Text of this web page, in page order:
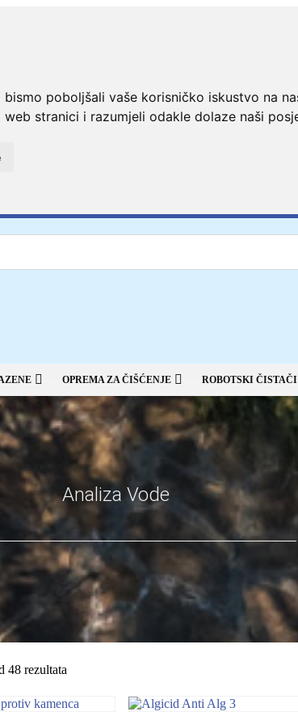
poboljšali vaše korisničko iskustvo na
stranici i razumjeli odakle dolaze naši
OPREMA ZA ČIŠĆENJE ROBOTSKI ČISTAČI
Analiza Vode
48 rezultata